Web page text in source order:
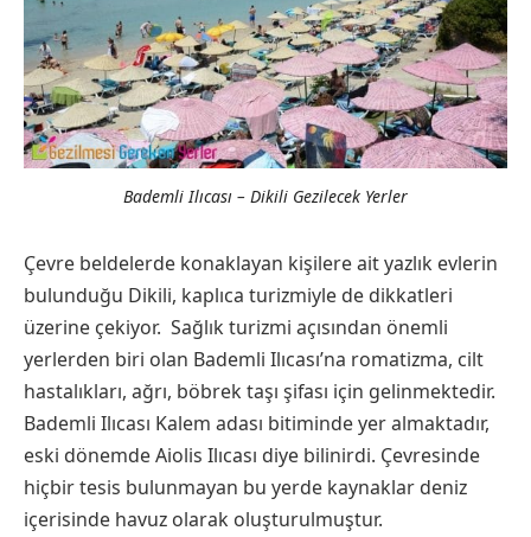
Bademli Ilıcası – Dikili Gezilecek Yerler
Çevre beldelerde konaklayan kişilere ait yazlık evlerin
bulunduğu Dikili, kaplıca turizmiyle de dikkatleri
üzerine çekiyor. Sağlık turizmi açısından önemli
yerlerden biri olan Bademli Ilıcası’na romatizma, cilt
hastalıkları, ağrı, böbrek taşı şifası için gelinmektedir.
Bademli Ilıcası Kalem adası bitiminde yer almaktadır,
eski dönemde Aiolis Ilıcası diye bilinirdi. Çevresinde
hiçbir tesis bulunmayan bu yerde kaynaklar deniz
içerisinde havuz olarak oluşturulmuştur.